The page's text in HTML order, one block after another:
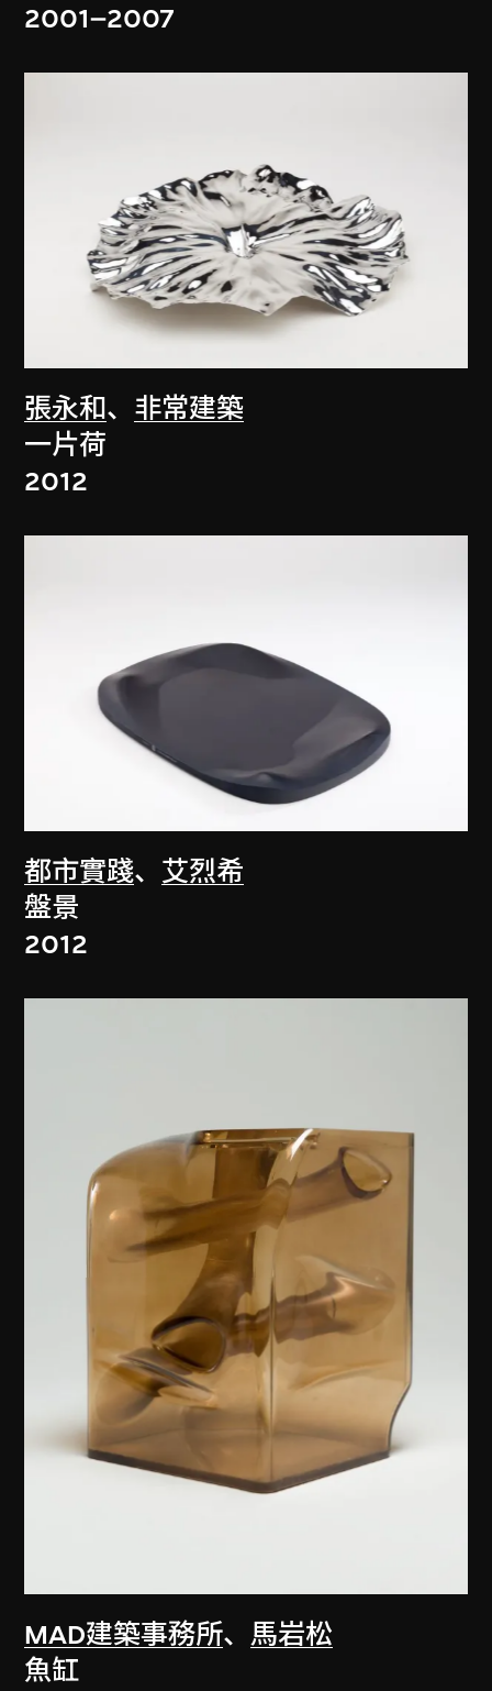
2001–2007
張永和、 非常建築
一片荷
2012
都市實踐、 艾烈希
盤景
2012
MAD建築事務所、 馬岩松
魚缸